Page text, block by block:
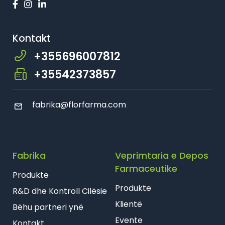
Farmaci Dite E Nate 27, Tiranë
Farmaci Dite E Nate 29, Tiranë
Farmaci Dite E Nate 37, Tiranë
Farmaci Dite E Nate 40, Tiranë
Farmaci Vip, Tiranë
Kontakt
+355696007812
+35542373857
fabrika@florfarma.com
Fabrika
Produkte
R&D dhe Kontroll Cilësie
Bëhu partneri ynë
Veprimtaria e Depos
Farmaceutike
Produkte
Klientë
Evente